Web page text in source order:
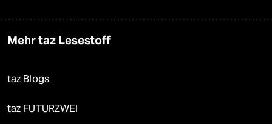
Mehr taz Lesestoff
taz Blogs
taz FUTURZWEI